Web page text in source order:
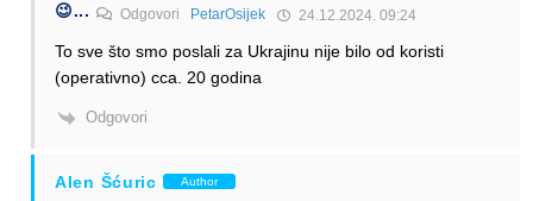
😉... Odgovori PetarOsijek 24.12.2024. 09:24
To sve što smo poslali za Ukrajinu nije bilo od koristi
(operativno) cca. 20 godina
Odgovori
Alen Šćuric Author